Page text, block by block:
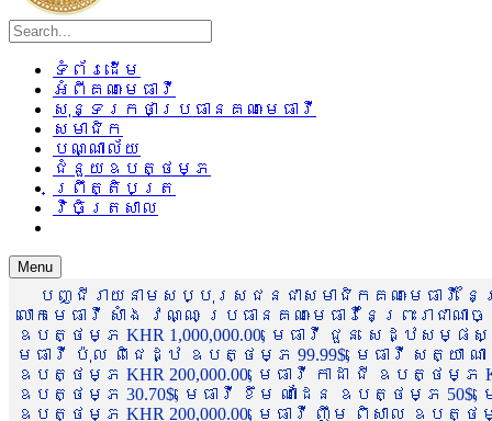
ទំព័រដើម
អំពីគណៈមេធាវី
សុន្ទរកថាប្រធានគណៈមេធាវី
សមាជិក
បណ្ណាល័យ
ជំនួយឧបត្ថម្ភ
ព្រឹត្តិបត្រ
វិចិត្រសាល
Menu
បញ្ជីរាយនាមសប្បុរសជនជាសមាជិកគណៈមេធាវី
លោកមេធាវី សាំង វណ្ណៈ ប្រធានគណៈមេធាវីនៃព្រះរា
ឧបត្ថម្ភ KHR 1,000,000.00, មេធាវី ជួន សេដ្ឋស
មេធាវី ប៉ុល ពិជេដ្ឋ ឧបត្ថម្ភ 99.99$, មេធាវី សត្យា ណ
ឧបត្ថម្ភ KHR 200,000.00, មេធាវី កាដា ជី ឧបត្ថម្ភ
ឧបត្ថម្ភ 30.70$, មេធាវី ខឹម ណាដែន ឧបត្ថម្ភ 50$,
ឧបត្ថម្ភ KHR 200,000.00, មេធាវី ញឹម ពិសាល ឧបត្ថ